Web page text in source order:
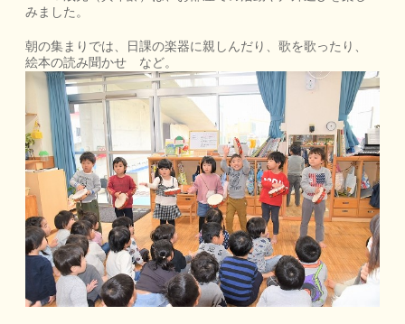
みました。
朝の集まりでは、日課の楽器に親しんだり、歌を歌ったり、
絵本の読み聞かせ など。